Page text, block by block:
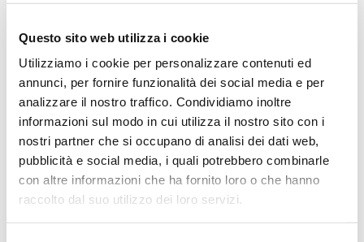
Questo sito web utilizza i cookie
Utilizziamo i cookie per personalizzare contenuti ed
annunci, per fornire funzionalità dei social media e per
analizzare il nostro traffico. Condividiamo inoltre
informazioni sul modo in cui utilizza il nostro sito con i
nostri partner che si occupano di analisi dei dati web,
pubblicità e social media, i quali potrebbero combinarle
con altre informazioni che ha fornito loro o che hanno
raccolto dal suo utilizzo dei loro servizi.
quotazione
Cosa segnala la
sintesi degli
indicatori
Inutile sottolinearlo: lo
“strong buy” ha il
sopravvento dopo
sedute così positive ma
una fase di
consolidamento è ora
probabile